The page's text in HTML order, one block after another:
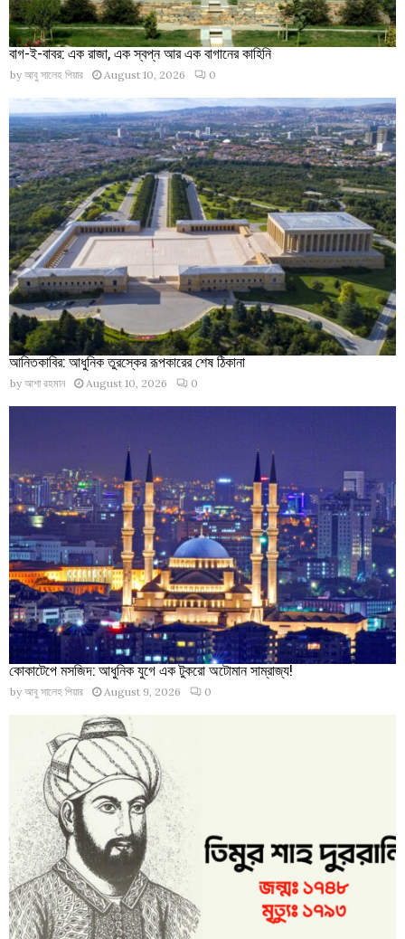
বাগ-ই-বাবর: এক রাজা, এক স্বপ্ন আর এক বাগানের কাহিনি
by আবু সালেহ পিয়ার August 10, 2026 0
আনিতকাবির: আধুনিক তুরস্কের রূপকারের শেষ ঠিকানা
by আশা রহমান August 10, 2026 0
কোকাটেপে মসজিদ: আধুনিক যুগে এক টুকরো অটোমান সাম্রাজ্য!
by আবু সালেহ পিয়ার August 9, 2026 0